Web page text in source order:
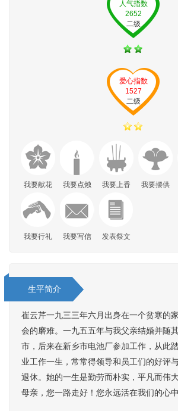
人气指数
2652
二级
爱心指数
1527
二级
我要献花 我要点烛 我要上香 我要摆供
我要行礼 我要写信 发表祭文
生平简介
崔云芹一九三三年六月出身在一个贫寒的
会的磨难。一九五五年与我父亲结婚并随
市，后来在新乡市电池厂参加工作，从此
业工作一生，常常得领导和员工们的好评
退休。她的一生是勤劳而朴实，平凡而伟
母亲，您一路走好！您永远活在我们的心中